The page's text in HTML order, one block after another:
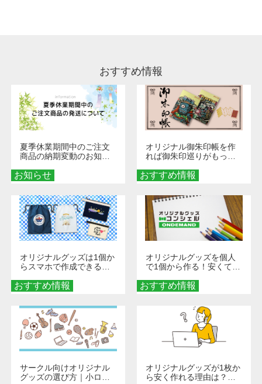
おすすめ情報
お知らせ
夏季休業期間中のご注文
商品の納期変動のお知ら
おすすめ情報
オリジナル御朱印帳を作
れば御朱印巡りがもっと
ダーメイドする魅力と選
び方
おすすめ情報
オリジナルグッズは1個か
らスマホで作成できる！
くなる巾着＆ポーチ活用
術
おすすめ情報
オリジナルグッズを個人
で1個から作る！安くて簡
秘訣
サークル向けオリジナル
グッズの選び方｜小ロッ
オリジナルグッズが1枚か
ら安く作れる理由は？オ